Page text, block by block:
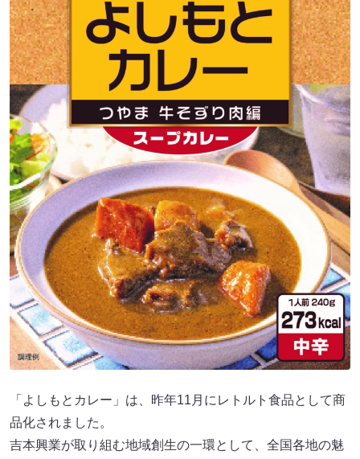
「よしもとカレー」は、昨年11月にレトルト食品として商
品化されました。
吉本興業が取り組む地域創生の一環として、全国各地の魅